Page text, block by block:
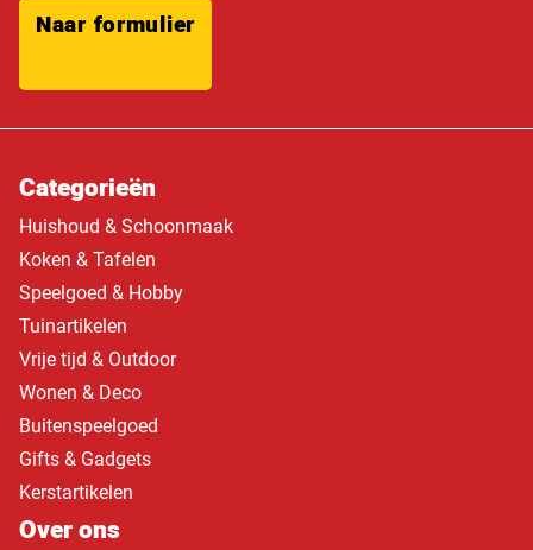
Naar formulier
Categorieën
Huishoud & Schoonmaak
Koken & Tafelen
Speelgoed & Hobby
Tuinartikelen
Vrije tijd & Outdoor
Wonen & Deco
Buitenspeelgoed
Gifts & Gadgets
Kerstartikelen
Over ons